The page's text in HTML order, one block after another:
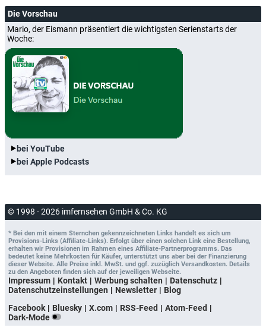
Die Vorschau
Mario, der Eismann präsentiert die wichtigsten Serienstarts der
Woche:
bei YouTube
bei Apple Podcasts
© 1998 - 2026 imfernsehen GmbH & Co. KG
* Bei den mit einem Sternchen gekennzeichneten Links handelt es sich um
Provisions-Links (Affiliate-Links). Erfolgt über einen solchen Link eine Bestellung,
erhalten wir Provisionen im Rahmen eines Affiliate-Partnerprogramms. Das
bedeutet keine Mehrkosten für Käufer, unterstützt uns aber bei der Finanzierung
dieser Website. Alle Preise inkl. MwSt. und ggf. zuzüglich Versandkosten. Details
zu den Angeboten finden sich auf der jeweiligen Webseite.
Impressum Kontakt Werbung schalten
Datenschutz
Datenschutzeinstellungen
Newsletter
Blog
Facebook
Bluesky X.com RSS-Feed
Atom-Feed
Dark-Mode